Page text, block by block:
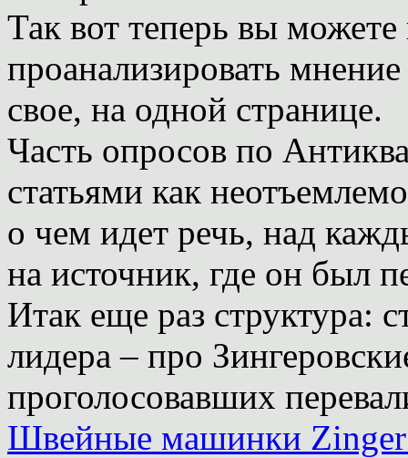
Так вот теперь вы
проанализировать
свое, на одной странице.
Часть опросов по
статьями как
о чем идет речь, над
на источник, где он был
Итак еще раз структура:
лидера – про
проголосовавших
Швейные машинки Zinger